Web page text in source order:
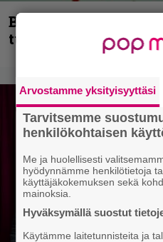
Blind Channel palaa
tuplasingle
Arvostamme yksityisyyttäsi
Tarvitsemme
henkilökohtaisen
Me ja huolellisesti
hyödynnämme henkilötietoja
käyttäjäkokemuksen sekä
mainoksia.
Hyväksymällä suostut
Käytämme laitetunnisteita ja